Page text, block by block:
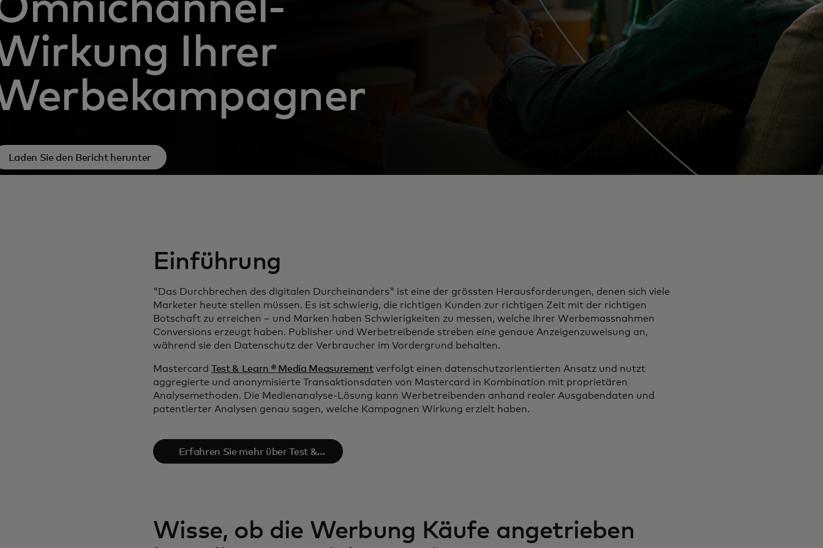
Ihrer
Laden Sie den Bericht herunter
Einführung
"Das Durchbrechen des digitalen Durcheinanders" ist eine der grössten Herausforderungen, denen sich viele
Marketer heute stellen müssen. Es ist schwierig, die richtigen Kunden zur richtigen Zeit mit der richtigen
Botschaft zu erreichen – und Marken haben Schwierigkeiten zu messen, welche ihrer Werbemassnahmen
Conversions erzeugt haben. Publisher und Werbetreibende streben eine genaue Anzeigenzuweisung an,
während sie den Datenschutz der Verbraucher im Vordergrund behalten.
Mastercard Test & Learn ® Media Measurementverfolgt einen datenschutzorientierten Ansatz und nutzt
aggregierte und anonymisierte Transaktionsdaten von Mastercard in Kombination mit proprietären
Analysemethoden. Die Medienanalyse-Lösung kann Werbetreibenden anhand realer Ausgabendaten und
patentierter Analysen genau sagen, welche Kampagnen Wirkung erzielt haben.
Erfahren Sie mehr über Test &
Wisse, ob die Werbung Käufe angetrieben